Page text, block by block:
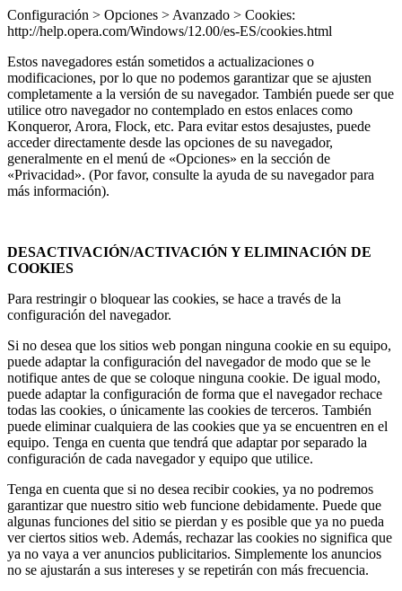
Configuración > Opciones > Avanzado > Cookies:
http://help.opera.com/Windows/12.00/es-ES/cookies.html
Estos navegadores están sometidos a actualizaciones o
modificaciones, por lo que no podemos garantizar que se ajusten
completamente a la versión de su navegador. También puede ser que
utilice otro navegador no contemplado en estos enlaces como
Konqueror, Arora, Flock, etc. Para evitar estos desajustes, puede
acceder directamente desde las opciones de su navegador,
generalmente en el menú de «Opciones» en la sección de
«Privacidad». (Por favor, consulte la ayuda de su navegador para
más información).
DESACTIVACIÓN/ACTIVACIÓN Y ELIMINACIÓN DE
COOKIES
Para restringir o bloquear las cookies, se hace a través de la
configuración del navegador.
Si no desea que los sitios web pongan ninguna cookie en su equipo,
puede adaptar la configuración del navegador de modo que se le
notifique antes de que se coloque ninguna cookie. De igual modo,
puede adaptar la configuración de forma que el navegador rechace
todas las cookies, o únicamente las cookies de terceros. También
puede eliminar cualquiera de las cookies que ya se encuentren en el
equipo. Tenga en cuenta que tendrá que adaptar por separado la
configuración de cada navegador y equipo que utilice.
Tenga en cuenta que si no desea recibir cookies, ya no podremos
garantizar que nuestro sitio web funcione debidamente. Puede que
algunas funciones del sitio se pierdan y es posible que ya no pueda
ver ciertos sitios web. Además, rechazar las cookies no significa que
ya no vaya a ver anuncios publicitarios. Simplemente los anuncios
no se ajustarán a sus intereses y se repetirán con más frecuencia.